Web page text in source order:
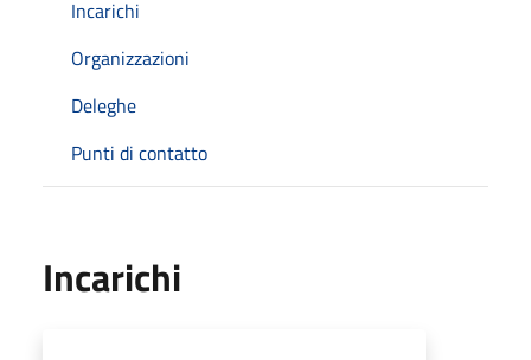
Incarichi
Organizzazioni
Deleghe
Punti di contatto
Incarichi